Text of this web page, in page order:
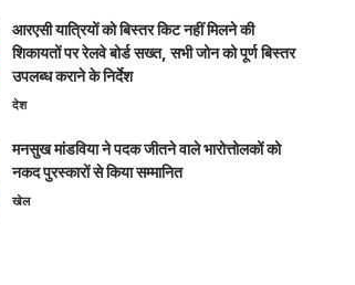
आरएसी यात्रियों को बिस्तर किट नहीं मिलने की
शिकायतों पर रेलवे बोर्ड सख्त, सभी जोन को पूर्ण बिस्तर
उपलब्ध कराने के निर्देश
देश
मनसुख मांडविया ने पदक जीतने वाले भारोत्तोलकों को
नकद पुरस्कारों से किया सम्मानित
खेल